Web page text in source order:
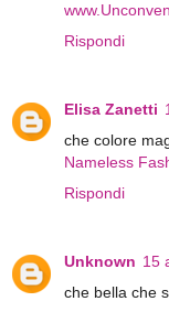
Rispondi
Elisa Zanetti
che colore
Nameless
Rispondi
Unknown 15
che bella che